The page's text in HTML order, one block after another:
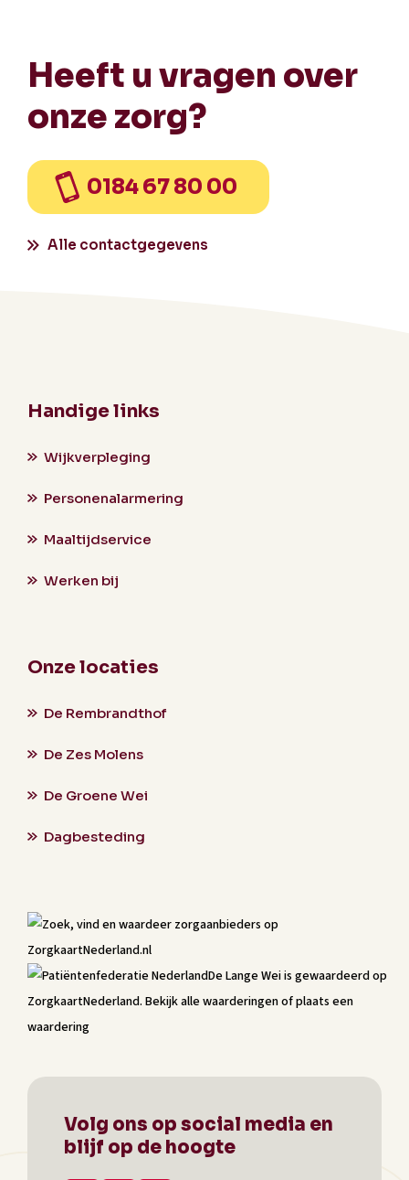
Heeft u vragen over
onze zorg?
0184 67 80 00
Alle contactgegevens
Handige links
Wijkverpleging
Personenalarmering
Maaltijdservice
Werken bij
Onze locaties
De Rembrandthof
De Zes Molens
De Groene Wei
Dagbesteding
De Lange Weiis gewaardeerd op
ZorgkaartNederland. Bekijk alle waarderingenofplaats een
waardering
Volg ons op social media en
blijf op de hoogte